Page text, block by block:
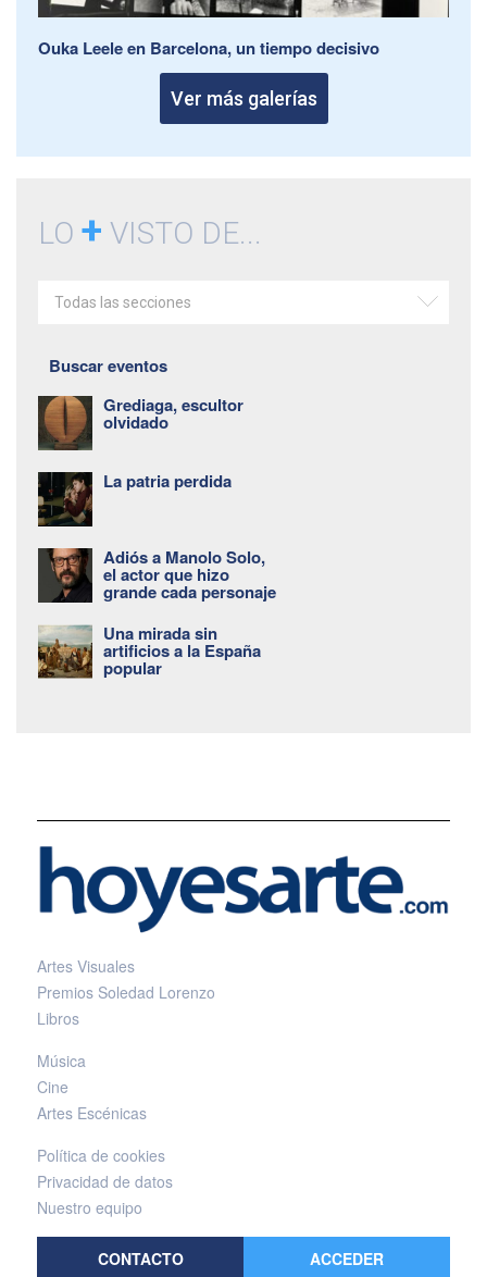
Ouka Leele en Barcelona, un tiempo decisivo
Ver más galerías
LO + VISTO DE...
Todas las secciones
Buscar eventos
Grediaga, escultor
olvidado
La patria perdida
Adiós a Manolo Solo,
el actor que hizo
grande cada personaje
Una mirada sin
artificios a la España
popular
Artes Visuales
Premios Soledad Lorenzo
Libros
Música
Cine
Artes Escénicas
Política de cookies
Privacidad de datos
Nuestro equipo
CONTACTO ACCEDER